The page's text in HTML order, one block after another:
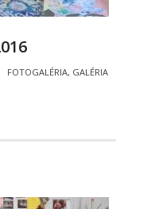
FOTOGALÉRIA, GALÉRIA